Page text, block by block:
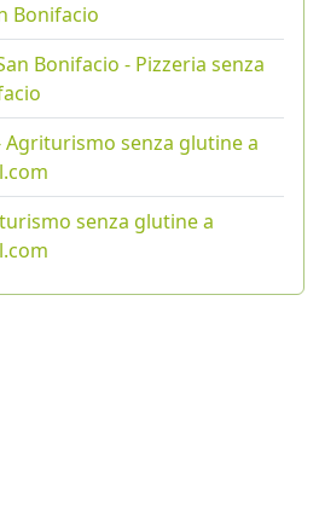
Bonifacio
Bonifacio - Pizzeria senza
Agriturismo senza glutine a
senza glutine a